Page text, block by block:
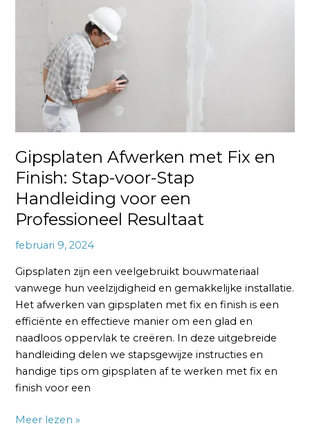
Gipsplaten Afwerken met Fix en
Finish: Stap-voor-Stap
Handleiding voor een
Professioneel Resultaat
februari 9, 2024
Gipsplaten zijn een veelgebruikt bouwmateriaal
vanwege hun veelzijdigheid en gemakkelijke installatie.
Het afwerken van gipsplaten met fix en finish is een
efficiënte en effectieve manier om een glad en
naadloos oppervlak te creëren. In deze uitgebreide
handleiding delen we stapsgewijze instructies en
handige tips om gipsplaten af te werken met fix en
finish voor een
Finish:
voor-
voor
een
Professioneel
Resultaat
Meer lezen »